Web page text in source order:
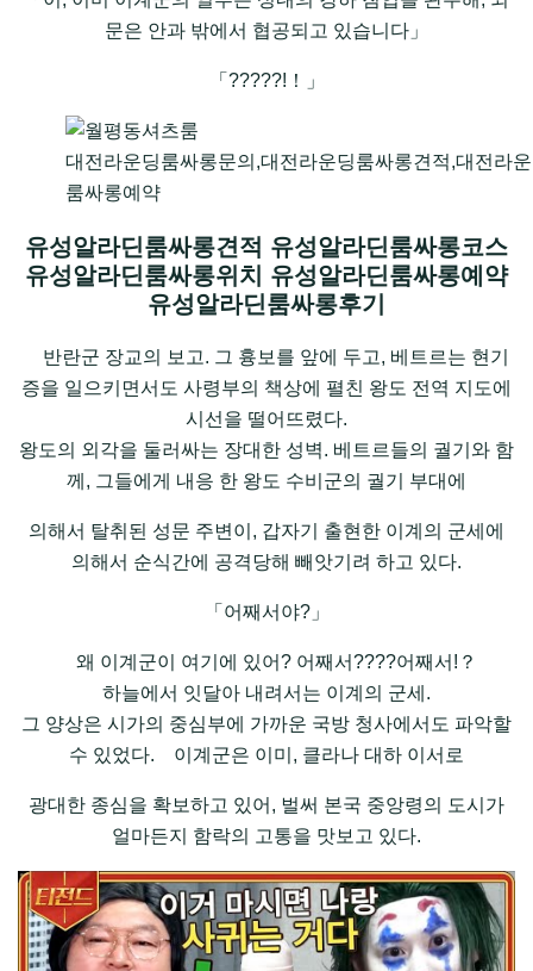
문은 안과 밖에서 협공되고 있습니다」
「?????!！」
대전라운딩룸싸롱문의,대전라운딩룸싸롱견적,대전라
룸싸롱예약
유성알라딘룸싸롱견적 유성알라딘룸싸롱코스
유성알라딘룸싸롱위치 유성알라딘룸싸롱예약
유성알라딘룸싸롱후기
반란군 장교의 보고. 그 흉보를 앞에 두고, 베트르는 현기
증을 일으키면서도 사령부의 책상에 펼친 왕도 전역 지도에
시선을 떨어뜨렸다.
왕도의 외각을 둘러싸는 장대한 성벽. 베트르들의 궐기와 함
께, 그들에게 내응 한 왕도 수비군의 궐기 부대에
의해서 탈취된 성문 주변이, 갑자기 출현한 이계의 군세에
의해서 순식간에 공격당해 빼앗기려 하고 있다.
「어째서야?」
왜 이계군이 여기에 있어? 어째서????어째서!？
하늘에서 잇달아 내려서는 이계의 군세.
그 양상은 시가의 중심부에 가까운 국방 청사에서도 파악할
수 있었다. 이계군은 이미, 클라나 대하 이서로
광대한 종심을 확보하고 있어, 벌써 본국 중앙령의 도시가
얼마든지 함락의 고통을 맛보고 있다.